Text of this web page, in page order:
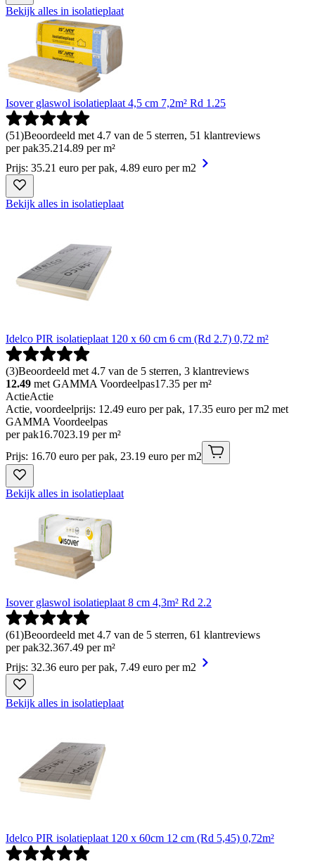
Bekijk alles in isolatieplaat
Isover glaswol isolatieplaat 4,5 cm 7,2m² Rd 1.25
(51)Beoordeeld met 4.7 van de 5 sterren, 51 klantreviews
per pak35.214.89 per m²
Prijs: 35.21 euro per pak, 4.89 euro per m2
Bekijk alles in isolatieplaat
Idelco PIR isolatieplaat 120 x 60 cm 6 cm (Rd 2.7) 0,72 m²
(3)Beoordeeld met 4.7 van de 5 sterren, 3 klantreviews
12.49 met GAMMA Voordeelpas17.35 per m²
ActieActie
Actie, voordeelprijs: 12.49 euro per pak, 17.35 euro per m2 met
GAMMA Voordeelpas
per pak16.7023.19 per m²
Prijs: 16.70 euro per pak, 23.19 euro per m2
Bekijk alles in isolatieplaat
Isover glaswol isolatieplaat 8 cm 4,3m² Rd 2.2
(61)Beoordeeld met 4.7 van de 5 sterren, 61 klantreviews
per pak32.367.49 per m²
Prijs: 32.36 euro per pak, 7.49 euro per m2
Bekijk alles in isolatieplaat
Idelco PIR isolatieplaat 120 x 60cm 12 cm (Rd 5,45) 0,72m²